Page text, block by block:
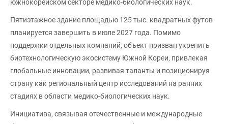
южнокорейском секторе медико-биологических наук.
Пятиэтажное здание площадью 125 тыс. квадратных футов
планируется завершить в июле 2027 года. Помимо
поддержки отдельных компаний, объект призван укрепить
биотехнологическую экосистему Южной Кореи, привлекая
глобальные инновации, развивая таланты и позиционируя
страну как региональный центр исследований на ранних
стадиях в области медико-биологических наук.
Инициатива, связывая отечественные и международные